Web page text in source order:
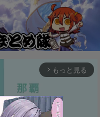
arrow_forward_ios もっと見る